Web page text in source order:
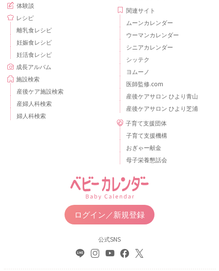
体験談
レシピ
離乳食レシピ
妊娠食レシピ
妊活食レシピ
成長アルバム
施設検索
産後ケア施設検索
産婦人科検索
婦人科検索
関連サイト
ムーンカレンダー
ウーマンカレンダー
シニアカレンダー
シッテク
ヨムーノ
医師監修.com
産後ケアサロン ひより青山
産後ケアサロン ひより芝浦
子育て支援団体
子育て支援機構
おぎゃー献金
母子栄養懇話会
ログイン／新規登録
公式SNS